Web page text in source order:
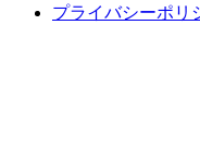
プライバシーポリ